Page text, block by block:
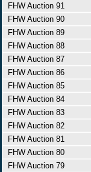
FHW Auction 91
FHW Auction 90
FHW Auction 89
FHW Auction 88
FHW Auction 87
FHW Auction 86
FHW Auction 85
FHW Auction 84
FHW Auction 83
FHW Auction 82
FHW Auction 81
FHW Auction 80
FHW Auction 79